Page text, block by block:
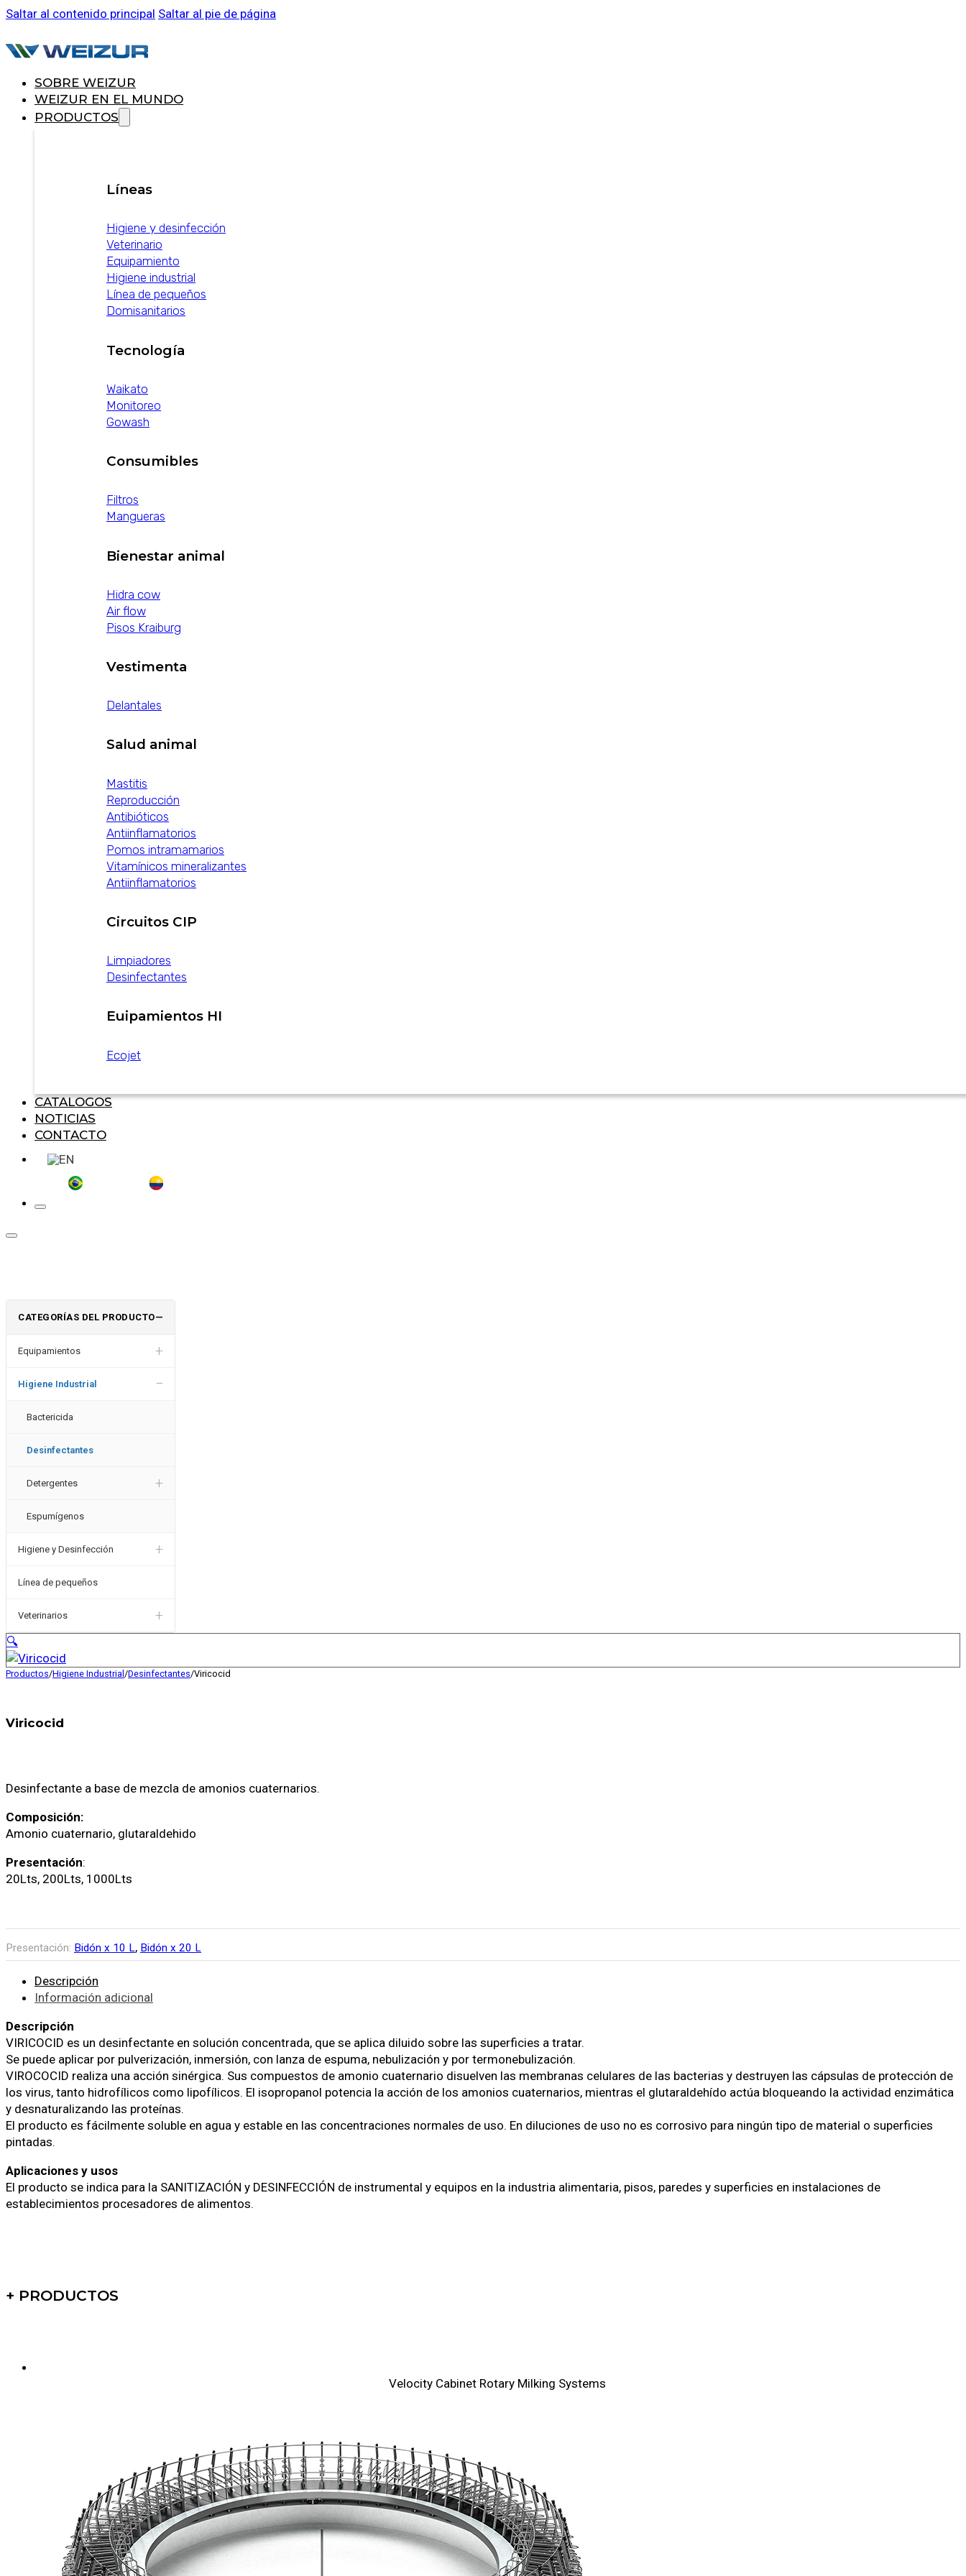
Saltar al contenido principal Saltar al pie de página
SOBRE WEIZUR
WEIZUR EN EL MUNDO
PRODUCTOS
Líneas
Higiene y desinfección
Veterinario
Equipamiento
Higiene industrial
Línea de pequeños
Domisanitarios
Tecnología
Waikato
Monitoreo
Gowash
Consumibles
Filtros
Mangueras
Bienestar animal
Hidra cow
Air flow
Pisos Kraiburg
Vestimenta
Delantales
Salud animal
Mastitis
Reproducción
Antibióticos
Antiinflamatorios
Pomos intramamarios
Vitamínicos mineralizantes
Antiinflamatorios
Circuitos CIP
Limpiadores
Desinfectantes
Euipamientos HI
Ecojet
CATALOGOS
NOTICIAS
CONTACTO
CATEGORÍAS DEL PRODUCTO—
Equipamientos +
Higiene Industrial −
Bactericida
Desinfectantes
Detergentes +
Espumígenos
Higiene y Desinfección +
Línea de pequeños
Veterinarios +
🔍
Productos/Higiene Industrial/Desinfectantes/Viricocid
Viricocid
Desinfectante a base de mezcla de amonios cuaternarios.
Composición:
Amonio cuaternario, glutaraldehido
Presentación:
20Lts, 200Lts, 1000Lts
Presentación: Bidón x 10 L, Bidón x 20 L
Descripción
Información adicional
Descripción
VIRICOCID es un desinfectante en solución concentrada, que se aplica diluido sobre las superficies a tratar.
Se puede aplicar por pulverización, inmersión, con lanza de espuma, nebulización y por termonebulización.
VIROCOCID realiza una acción sinérgica. Sus compuestos de amonio cuaternario disuelven las membranas celulares de las bacterias y destruyen las cápsulas de protección de
los virus, tanto hidrofílicos como lipofílicos. El isopropanol potencia la acción de los amonios cuaternarios, mientras el glutaraldehído actúa bloqueando la actividad enzimática
y desnaturalizando las proteínas.
El producto es fácilmente soluble en agua y estable en las concentraciones normales de uso. En diluciones de uso no es corrosivo para ningún tipo de material o superficies
pintadas.
Aplicaciones y usos
El producto se indica para la SANITIZACIÓN y DESINFECCIÓN de instrumental y equipos en la industria alimentaria, pisos, paredes y superficies en instalaciones de
establecimientos procesadores de alimentos.
+ PRODUCTOS
Velocity Cabinet Rotary Milking Systems